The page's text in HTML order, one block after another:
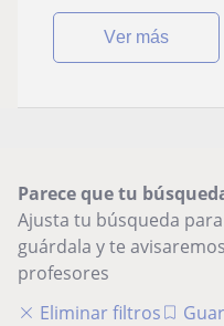
ver más
Parece que tu
Ajusta tu búsqueda
guárdala y te
profesores
Eliminar filtros